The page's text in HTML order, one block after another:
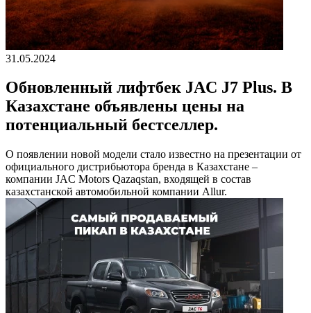
31.05.2024
Обновленный лифтбек JAC J7 Plus. В
Казахстане объявлены цены на
потенциальный бестселлер.
О появлении новой модели стало известно на презентации от
официального дистрибьютора бренда в Казахстане –
компании JAC Motors Qazaqstan, входящей в состав
казахстанской автомобильной компании Allur.